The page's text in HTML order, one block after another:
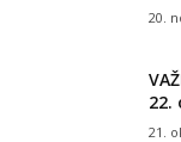
20.
22.
21.